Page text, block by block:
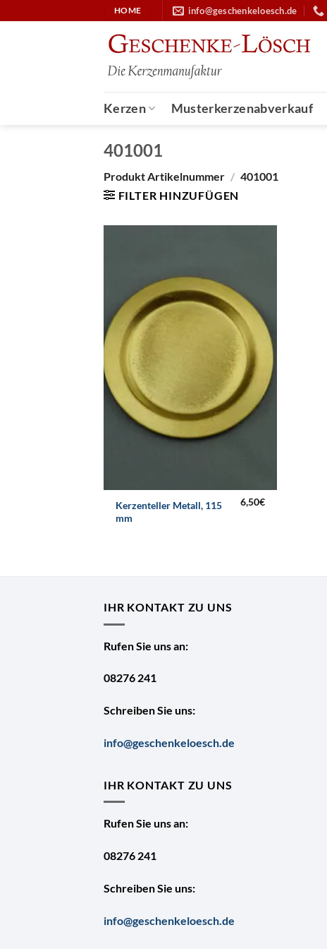
Inhalt
HOME info@geschenkeloesch.de
Kerzen Musterkerzenabverkauf
401001
Produkt Artikelnummer / 401001
FILTER HINZUFÜGEN
Kerzenteller Metall, 115
mm
6,50€
IHR KONTAKT ZU UNS
Rufen Sie uns an:
08276 241
Schreiben Sie uns:
info@geschenkeloesch.de
IHR KONTAKT ZU UNS
Rufen Sie uns an:
08276 241
Schreiben Sie uns:
info@geschenkeloesch.de